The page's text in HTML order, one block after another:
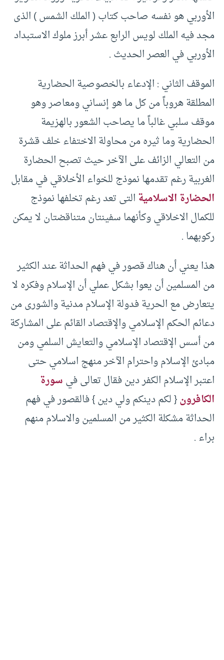
الأوربي هو نفسه صاحب كتاب ( الملك الشمس ) الذى
مجد فيه الملك لويس الرابع عشر أبرز ملوك الاستبداد
الأوربي في العصر الحديث .
الموقف الثاني : الإدعاء بالخصوصية الحضارية
المطلقة هروباً من كل ما هو إنساني ومعاصر وهو
موقف سلبي غالباً ما يصاحب الشعور بالهزيمة
الحضارية وما ثيره من محاولة الاختفاء خلف قشرة
من التعالي الزائف على الآخر حيث تصبح الحضارة
الغربية رغم تقدمها نموذج للخواء الأخلاقي في مقابل
الحضارة الاسلاميةالتى تعد رغم تخلفها نموذج
للكمال الاخلاقي وكأنهما سفينتان متناقضتان لا يمكن
ركوبهما .
هذا يعني أن هناك قصور في فهم الحداثة عند الكثير
من المسلمين أن يعوا بشكل عملي أن الإسلام وفكره لا
يتعارض مع الحرية فدولة الإسلام مدنية والشورى من
دعائم الحكم الإسلامي والإقتصاد القائم على المشاركة
من أسس الإقتصاد الإسلامي والتعايش السلمي ومن
مبادئ الإسلام واحترام الآخر منهج اسلامي حتى
اعتبر الإسلام الكفر دين فقال تعالى فيسورة
الكافرون{ لكم دينكم ولي دين } فالقصور في فهم
الحداثة مشكلة الكثير من المسلمين والاسلام منهم
براء .